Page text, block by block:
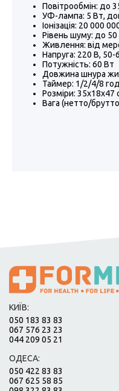
Повітрообмін: до
УФ-лампа: 5 Вт,
Іонізація: 20 000
Рівень шуму: до
Живлення: від
Напруга: 220 В, 50-
Потужність: 60 Вт
Довжина шнура
Таймер: 1/2/4/8
Розміри: 35х18х47
Вага (нетто/
КИЇВ:
050 183 83 83
067 576 23 23
044 209 05 21
ОДЕСА:
050 422 83 83
067 625 58 85